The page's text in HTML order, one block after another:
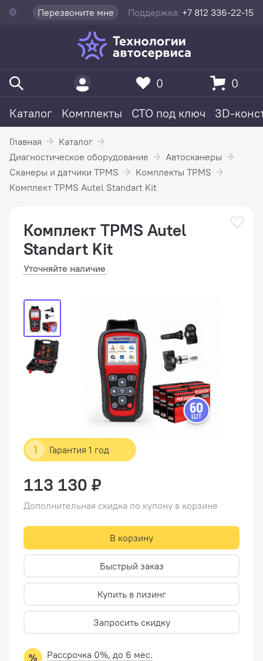
Перезвоните мне Поддержка: +7 812 336-22-15
Каталог Комплекты СТО под ключ 3D-
0 0
Главная
Каталог
Диагностическое оборудование
Автосканеры
Сканеры и датчики TPMS
Комплекты TPMS
Комплект TPMS Autel Standart Kit
1 Гарантия 1 год
Комплект TPMS Autel
Standart Kit
Уточняйте наличие
113 130 ₽
Дополнительная скидка по купону в корзине
В корзину
Быстрый заказ
Купить в лизинг
Запросить скидку
Рассрочка 0%, до 6 мес.